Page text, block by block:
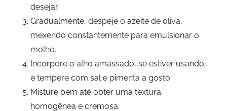
desejar.
Gradualmente, despeje o azeite de oliva,
mexendo constantemente para emulsionar o
molho.
Incorpore o alho amassado, se estiver usando,
e tempere com sal e pimenta a gosto.
Misture bem até obter uma textura
homogênea e cremosa.